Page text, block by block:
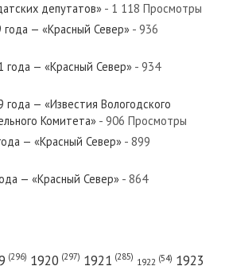
№ 87 от апреля 1980 года —
№ 138 от июня 1928 года —
«Красный Север»
№ 77 от апреля 1958 года —
депутатов» - 1 118 Просмотры
— «Красный Север» - 936
года — «Красный Север» - 934
— «Известия Вологодского
Комитета» - 906 Просмотры
— «Красный Север» - 899
— «Красный Север» - 864
(296) 1920 (297) 1921 (285) 1922 (54) 1923